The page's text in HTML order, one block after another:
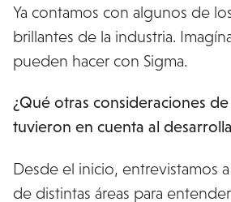
Ya contamos con algunos de
brillantes de la industria.
pueden hacer con Sigma.
¿Qué otras consideraciones
tuvieron en cuenta al
Desde el inicio, entrevistamos
de distintas áreas para